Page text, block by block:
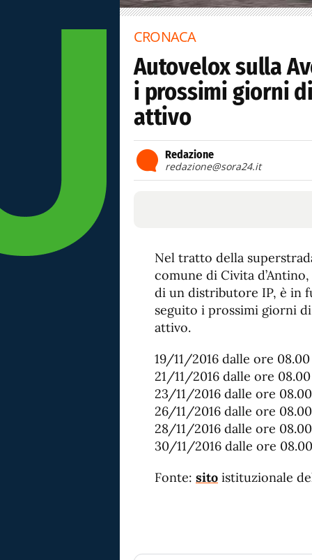
CRONACA
Autovelox sulla
i prossimi giorni
attivo
Redazione
redazione@sora24.it
Nel tratto della
comune di Civita
di un distributore IP, è in
seguito i prossimi giorni
attivo.
19/11/2016 dalle ore 08.00
21/11/2016 dalle ore 08.00
23/11/2016 dalle ore 08.00
26/11/2016 dalle ore 08.00
28/11/2016 dalle ore 08.00
30/11/2016 dalle ore 08.00
Fonte: sito istituzionale